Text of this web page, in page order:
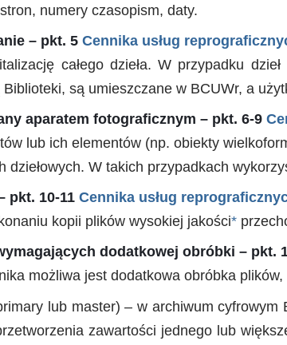
numery czasopism, daty.
– pkt. 5 Cennika usług
całego dzieła. W przypadku
Biblioteki, są umieszczane w BCUWr, a
aparatem fotograficznym – pkt. 6-9
lub ich elementów (np. obiekty
dziełowych. W takich przypadkach
pkt. 10-11 Cennika usług
kopii plików wysokiej jakości*
dodatkowej obróbki – pkt.
możliwa jest dodatkowa obróbka
lub master) – w archiwum
zawartości jednego lub